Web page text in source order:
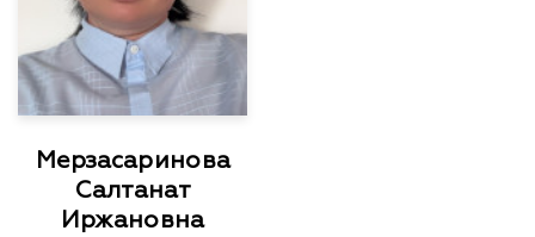
Мерзасаринова
Салтанат
Иржановна